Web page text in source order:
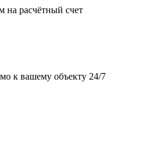
расчётный счет
к вашему объекту 24/7